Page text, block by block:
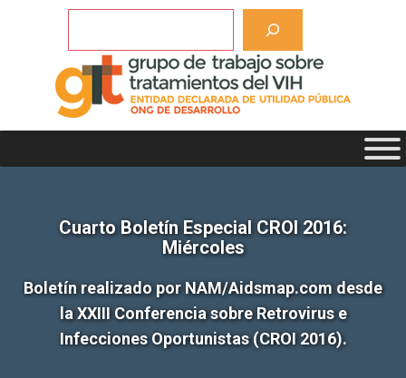
Cuarto Boletín Especial CROI 2016:
Miércoles
Boletín realizado por NAM/Aidsmap.com desde
la XXIII Conferencia sobre Retrovirus e
Infecciones Oportunistas (CROI 2016).